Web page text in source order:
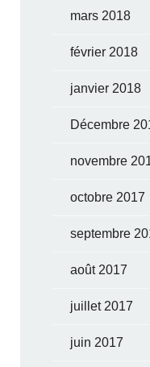
mars 2018
février 2018
janvier 2018
Décembre
novembre
octobre 2017
septembre
août 2017
juillet 2017
juin 2017